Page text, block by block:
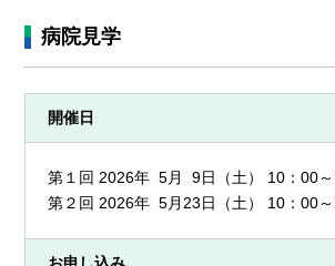
病院見学
開催日
第１回 2026年 5月 9日（土） 10：00
第２回 2026年 5月23日（土） 10：00